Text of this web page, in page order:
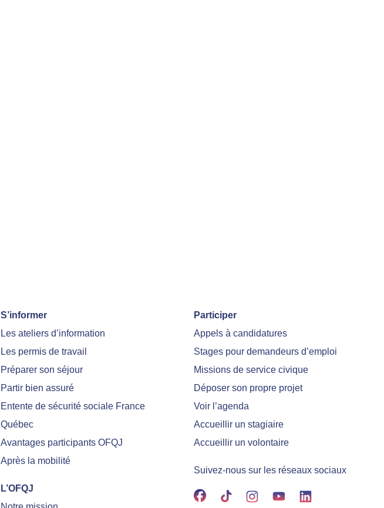
S’informer
Les ateliers d’information
Les permis de travail
Préparer son séjour
Partir bien assuré
Entente de sécurité sociale France
Québec
Avantages participants OFQJ
Après la mobilité
L’OFQJ
Participer
Appels à candidatures
Stages pour demandeurs d’emploi
Missions de service civique
Déposer son propre projet
Voir l’agenda
Accueillir un stagiaire
Accueillir un volontaire
Suivez-nous sur les réseaux sociaux